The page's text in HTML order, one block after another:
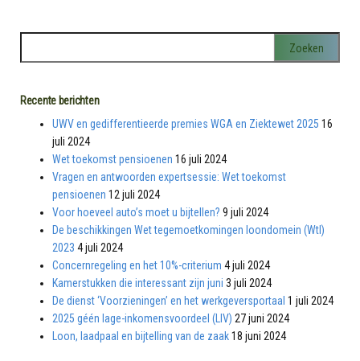
Recente berichten
UWV en gedifferentieerde premies WGA en Ziektewet 2025 16
juli 2024
Wet toekomst pensioenen 16 juli 2024
Vragen en antwoorden expertsessie: Wet toekomst
pensioenen 12 juli 2024
Voor hoeveel auto’s moet u bijtellen? 9 juli 2024
De beschikkingen Wet tegemoetkomingen loondomein (Wtl)
2023 4 juli 2024
Concernregeling en het 10%-criterium 4 juli 2024
Kamerstukken die interessant zijn juni 3 juli 2024
De dienst ‘Voorzieningen’ en het werkgeversportaal 1 juli 2024
2025 géén lage-inkomensvoordeel (LIV) 27 juni 2024
Loon, laadpaal en bijtelling van de zaak18 juni 2024